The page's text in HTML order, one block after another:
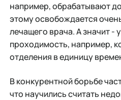
например, обрабатывают
этому освобождается
лечащего врача. А значит -
проходимость, например,
отделения в единицу
В конкурентной борьбе
что научились считать